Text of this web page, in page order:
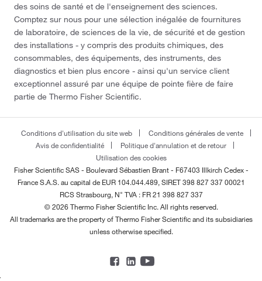
des soins de santé et de l'enseignement des sciences.
Comptez sur nous pour une sélection inégalée de fournitures
de laboratoire, de sciences de la vie, de sécurité et de gestion
des installations - y compris des produits chimiques, des
consommables, des équipements, des instruments, des
diagnostics et bien plus encore - ainsi qu'un service client
exceptionnel assuré par une équipe de pointe fière de faire
partie de Thermo Fisher Scientific.
Conditions d'utilisation du site web
Conditions générales de vente
Avis de confidentialité
Politique d'annulation et de retour
Utilisation des cookies
Fisher Scientific SAS - Boulevard Sébastien Brant - F67403 Illkirch Cedex -
FranceS.A.S. au capital de EUR 104.044.489, SIRET 398 827 337 00021
RCS Strasbourg, N° TVA : FR 21 398 827 337
© 2026 Thermo Fisher Scientific Inc. All rights reserved.
All trademarks are the property of Thermo Fisher Scientific and its subsidiaries
unless otherwise specified.